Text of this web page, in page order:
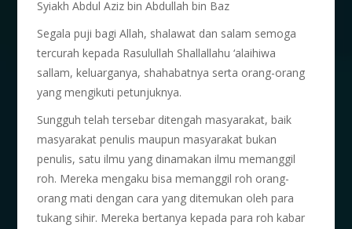
Syiakh Abdul Aziz bin Abdullah bin Baz
Segala puji bagi Allah, shalawat dan salam semoga
tercurah kepada Rasulullah Shallallahu ‘alaihiwa
sallam, keluarganya, shahabatnya serta orang-orang
yang mengikuti petunjuknya.
Sungguh telah tersebar ditengah masyarakat, baik
masyarakat penulis maupun masyarakat bukan
penulis, satu ilmu yang dinamakan ilmu memanggil
roh. Mereka mengaku bisa memanggil roh orang-
orang mati dengan cara yang ditemukan oleh para
tukang sihir. Mereka bertanya kepada para roh kabar